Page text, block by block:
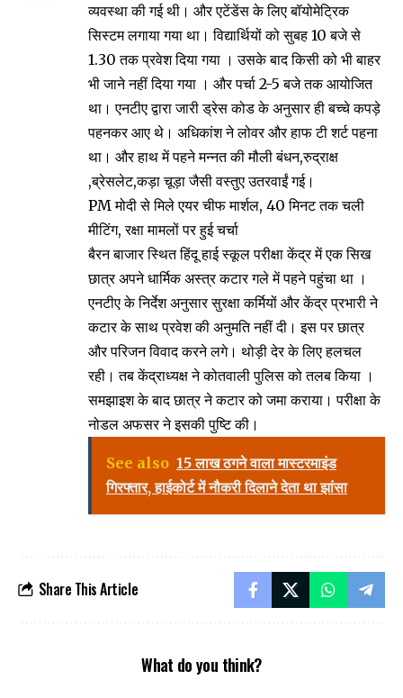
व्यवस्था की गई थी। और एटेंडेंस के लिए बॉयोमेट्रिक
सिस्टम लगाया गया था। विद्यार्थियों को सुबह 10 बजे से
1.30 तक प्रवेश दिया गया । उसके बाद किसी को भी बाहर
भी जाने नहीं दिया गया । और पर्चा 2-5 बजे तक आयोजित
था। एनटीए द्वारा जारी ड्रेस कोड के अनुसार ही बच्चे कपड़े
पहनकर आए थे। अधिकांश ने लोवर और हाफ टी शर्ट पहना
था। और हाथ में पहने मन्नत की मौली बंधन,रुद्राक्ष
,ब्रेसलेट,कड़ा चूड़ा जैसी वस्तुए उतरवाईं गई।
PM मोदी से मिले एयर चीफ मार्शल, 40 मिनट तक चली
मीटिंग, रक्षा मामलों पर हुई चर्चा
बैरन बाजार स्थित हिंदू हाई स्कूल परीक्षा केंद्र में एक सिख
छात्र अपने धार्मिक अस्त्र कटार गले में पहने पहुंचा था ।
एनटीए के निर्देश अनुसार सुरक्षा कर्मियों और केंद्र प्रभारी ने
कटार के साथ प्रवेश की अनुमति नहीं दी। इस पर छात्र
और परिजन विवाद करने लगे। थोड़ी देर के लिए हलचल
रही। तब केंद्राध्यक्ष ने कोतवाली पुलिस को तलब किया ।
समझाइश के बाद छात्र ने कटार को जमा कराया। परीक्षा के
नोडल अफसर ने इसकी पुष्टि की।
See also 15 लाख ठगने वाला मास्टरमाइंड
गिरफ्तार, हाईकोर्ट में नौकरी दिलाने देता था झांसा
Share This Article
What do you think?